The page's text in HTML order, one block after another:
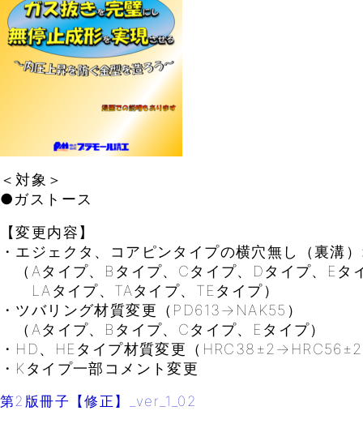
＜対象＞
●ガストース
【変更内容】
・エジェクタ、コア ピンタイプの横穴無し（裏溝
（Aタイプ、Bタイプ、Cタイプ、Dタイプ、Eタ
LAタイプ、TAタイプ、TEタイプ）
・ツバリング材質変更（PD613→NAK55）
（Aタイプ、Bタイプ、Cタイプ、Eタイプ）
・HD、HEタイプ材質変更（
・Kタイプ一部コメント変更
第2版冊子【修正】_ver_1_02